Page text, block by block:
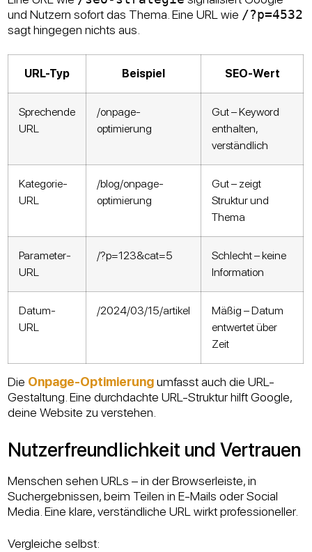
und Nutzern sofort das Thema. Eine URL wie /?p=4532
sagt hingegen nichts aus.
URL-Typ Beispiel SEO-Wert
Sprechende
URL
/onpage-
optimierung
Gut – Keyword
enthalten,
verständlich
Kategorie-
URL
/blog/onpage-
optimierung
Gut – zeigt
Struktur und
Thema
Parameter-
URL
/?p=123&cat=5
Schlecht – keine
Information
Datum-
URL
/2024/03/15/artikel
Mäßig – Datum
entwertet über
Zeit
Die Onpage-Optimierungumfasst auch die URL-
Gestaltung. Eine durchdachte URL-Struktur hilft Google,
deine Website zu verstehen.
Nutzerfreundlichkeit und Vertrauen
Menschen sehen URLs – in der Browserleiste, in
Suchergebnissen, beim Teilen in E-Mails oder Social
Media. Eine klare, verständliche URL wirkt professioneller.
Vergleiche selbst: